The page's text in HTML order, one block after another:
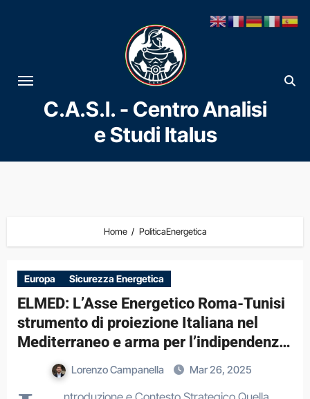
al
contenuto
C.A.S.I. - Centro Analisi
e Studi Italus
Home PoliticaEnergetica
Europa Sicurezza Energetica
ELMED: L’Asse Energetico Roma-Tunisi
strumento di proiezione Italiana nel
Mediterraneo e arma per l’indipendenza
energetica europea
Lorenzo Campanella Mar 26, 2025